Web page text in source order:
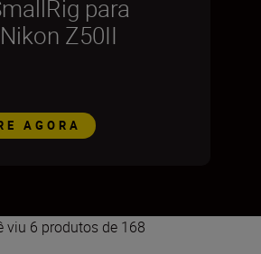
para
Nikon Z50II
AGORA
viu 6 produtos de 168